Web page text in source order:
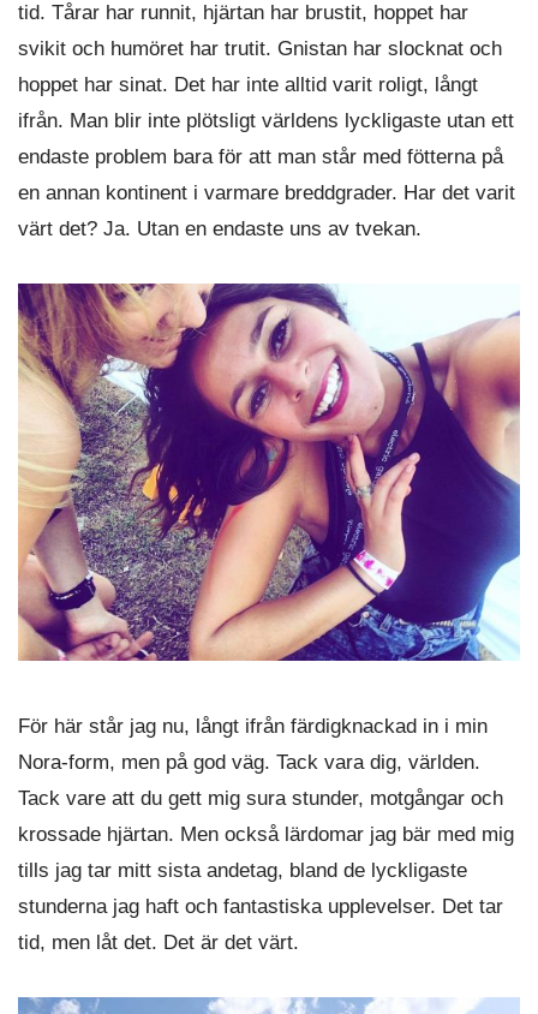
tid. Tårar har runnit, hjärtan har brustit, hoppet har
svikit och humöret har trutit. Gnistan har slocknat och
hoppet har sinat. Det har inte alltid varit roligt, långt
ifrån. Man blir inte plötsligt världens lyckligaste utan ett
endaste problem bara för att man står med fötterna på
en annan kontinent i varmare breddgrader. Har det varit
värt det? Ja. Utan en endaste uns av tvekan.
För här står jag nu, långt ifrån färdigknackad in i min
Nora-form, men på god väg. Tack vara dig, världen.
Tack vare att du gett mig sura stunder, motgångar och
krossade hjärtan. Men också lärdomar jag bär med mig
tills jag tar mitt sista andetag, bland de lyckligaste
stunderna jag haft och fantastiska upplevelser. Det tar
tid, men låt det. Det är det värt.